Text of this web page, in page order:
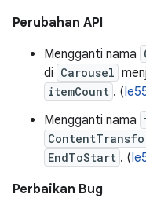
Perubahan API
Mengganti nama
di Carousel
itemCount . (
Mengganti nama
EndToStart . (
Perbaikan Bug